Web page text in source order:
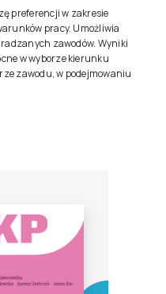
preferencji w zakresie
pracy. Umożliwia
zawodów. Wyniki
w wyborze kierunku
zawodu, w podejmowaniu